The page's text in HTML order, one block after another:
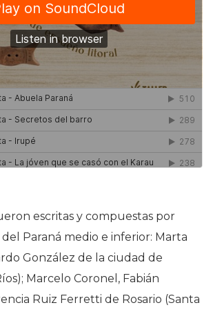
escritas y compuestas por
del Paraná medio e inferior: Marta
González de la ciudad de
Marcelo Coronel, Fabián
Ruiz Ferretti de Rosario (Santa